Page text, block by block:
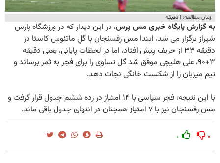
زمان مطالعه: ۱ دقیقه
به گزارش پایگاه خبری مس پرس، در این دیدار که در ورزشگاه پارس
شیراز برگزار می شد، ابتدا مس رفسنجان با گلِ ماتئوس کاستا در
دقیقه ۳۳ از حریف پیش افتاد، اما در لحظات پایانی، یعنی دقیقه
۳+۹۰، علی هلیچی موفق شد گل تساوی را برای فجر به ثمر برساند و
تیم میزبان را از شکست خانگی نجات دهد.
با این نتیجه، فجر سپاسی با ۱۴ امتیاز در رده ششم جدول قرار گرفت و
مس رفسنجان نیز با ۷ امتیاز همچنان در انتهای جدول باقی ماند.
۰ ۰